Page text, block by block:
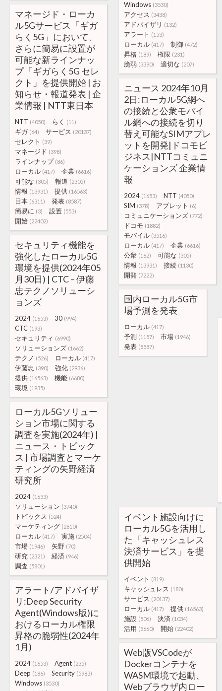
Windows (3530)
アクセス (3438)
アドバイザリ (132)
アラート (153)
ローカル (417) 制御 (472)
昇格 (189) 権限 (231)
脆弱 (3390) 適切な (207)
マネージド・ローカ
ル5Gサービス「ギガ
らく5G」において、
さらに簡易に設置が
可能な新ラインナッ
プ「ギガらく5G セレ
クト」を提供開始 | お
知らせ・報道発表 | 企
業情報 | NTT東日本
NTT (4050) らく (11)
ギガ (64) サービス (20137)
セレクト (39)
マネージド (398)
ラインナップ (86)
ローカル (417) 企業 (6616)
可能な (305) 報道 (2305)
情報 (13931) 提供 (16563)
日本 (6311) 発表 (8587)
簡易に (3) 設置 (553)
開始 (22402)
ニュース 2024年10月
2日:ローカル5G網へ
の接続と公衆モバイ
ル網への接続を切り
替え可能なSIMアプレ
ットを開発|ドコモビ
ジネス|NTTコミュニ
ケーションズ 企業情
報
2024 (1653) NTT (4050)
SIM (378) アプレット (6)
コミュニケーションズ (772)
ドコモ (1882)
モバイル (3516)
ローカル (417) 企業 (6616)
公衆 (162) 可能な (305)
情報 (13931) 接続 (1130)
開発 (7222)
セキュリティ機能を
強化したローカル5G
環境を提供(2024年05
月30日) | CTC – 伊藤
忠テクノソリューシ
ョンズ
2024 (1653) 30 (994)
CTC (193)
セキュリティ (6990)
ソリューションズ (1662)
テクノ (526) ローカル (417)
伊藤忠 (390) 強化 (2936)
提供 (16563) 機能 (6680)
環境 (1935)
国内ローカル5G市
場予測を発表
ローカル (417)
予測 (1157) 市場 (1946)
発表 (8587)
ローカル5Gソリュー
ション市場に関する
調査を実施(2024年) |
ニュース・トピック
ス | 市場調査とマーケ
ティングの矢野経済
研究所
2024 (1653)
ソリューション (3740)
トピックス (524)
マーケティング (2610)
ローカル (417) 実施 (2504)
市場 (1946) 矢野 (70)
研究 (2321) 経済 (946)
調査 (5801)
イベント施設向けに
ローカル5Gを活用し
た「キャッシュレス
決済サービス」を提
供開始
イベント (819)
キャッシュレス (180)
サービス (20137)
ローカル (417) 提供 (16563)
施設 (506) 決済 (1034)
活用 (5660) 開始 (22402)
アラート/アドバイザ
リ:Deep Security
Agent(Windows版)に
おけるローカル権限
昇格の脆弱性(2024年
1月)
2024 (1653) Agent (235)
Deep (186) Security (5983)
Windows (3530)
Web版VSCodeが
Dockerコンテナを
WASM環境で起動、
Webブラウザ内ロー